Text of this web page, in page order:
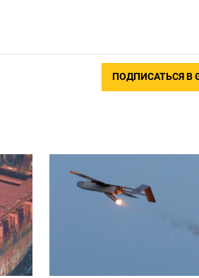
ПОДПИСАТЬСЯ В